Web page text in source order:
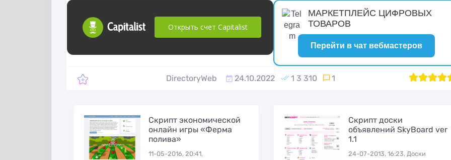
Открыть счет Capitalist
МАРКЕТПЛЕЙС ЦИФРОВЫХ
ТОВАРОВ
Перейти в чат вебмастеров
DirectoryWeb 24.10.2022 1 3 310 1 100
1 2 3 4
Cкрипт экономической
онлайн игры «Ферма
полива»
11-05-2016, 20:41,
Скрипт доски
объявлений SkyBoard ver
1.1
24-07-2013, 16:23, Доски